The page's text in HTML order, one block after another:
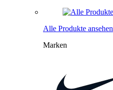
Alle Produkte ansehen
Marken